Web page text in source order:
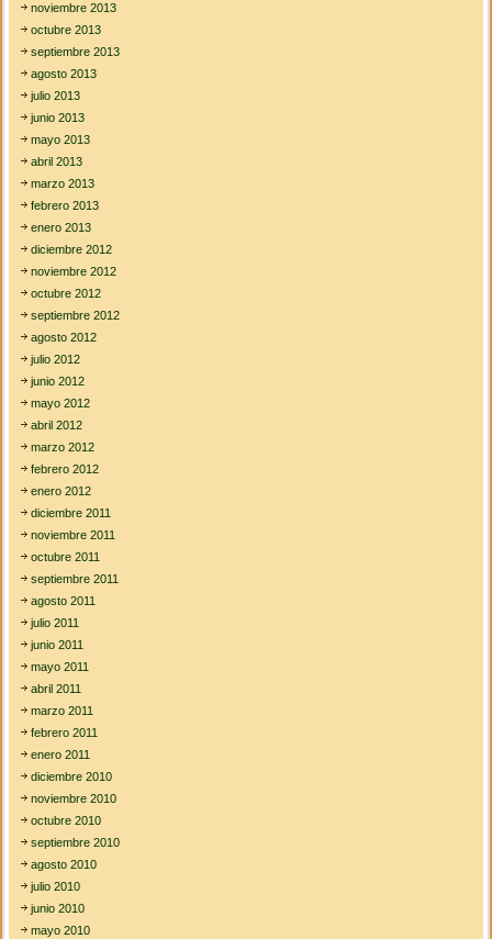
noviembre 2013
octubre 2013
septiembre 2013
agosto 2013
julio 2013
junio 2013
mayo 2013
abril 2013
marzo 2013
febrero 2013
enero 2013
diciembre 2012
noviembre 2012
octubre 2012
septiembre 2012
agosto 2012
julio 2012
junio 2012
mayo 2012
abril 2012
marzo 2012
febrero 2012
enero 2012
diciembre 2011
noviembre 2011
octubre 2011
septiembre 2011
agosto 2011
julio 2011
junio 2011
mayo 2011
abril 2011
marzo 2011
febrero 2011
enero 2011
diciembre 2010
noviembre 2010
octubre 2010
septiembre 2010
agosto 2010
julio 2010
junio 2010
mayo 2010